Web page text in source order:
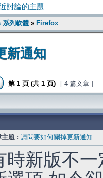
討論的主題
系列軟體 » Firefox
新通知
第 1 頁 (共 1 頁) [ 4 篇文章 ]
主題 : 請問要如何關掉更新通知
時新版不